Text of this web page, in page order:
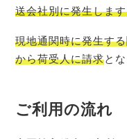
送会社別に発生しま
現地通関時に発生す
から荷受人に請求と
ご利用の流れ